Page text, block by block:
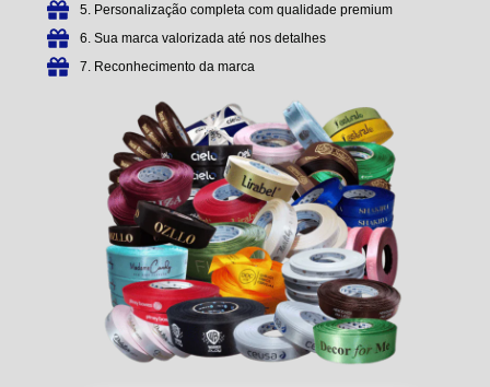
5. Personalização completa com qualidade premium
6. Sua marca valorizada até nos detalhes
7. Reconhecimento da marca